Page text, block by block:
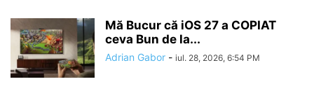
Mă Bucur că iOS 27 a COPIAT
ceva Bun de la...
Adrian Gabor - iul. 28, 2026, 6:54 PM